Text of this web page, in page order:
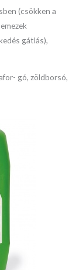
(csökken a
gátlás),
gó, zöldborsó,